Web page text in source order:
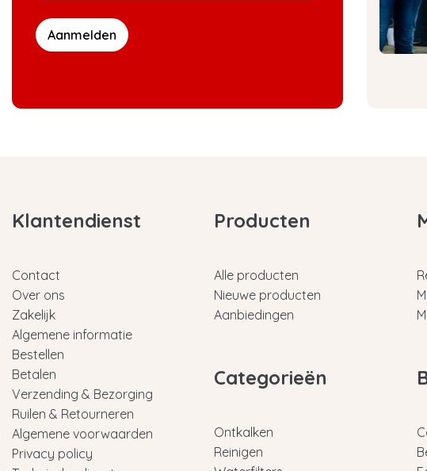
Aanmelden
Klantendienst
Contact
Over ons
Zakelijk
Algemene informatie
Bestellen
Betalen
Verzending & Bezorging
Ruilen & Retourneren
Algemene voorwaarden
Privacy policy
Producten
Alle producten
Nieuwe producten
Aanbiedingen
Categorieën
Ontkalken
Reinigen